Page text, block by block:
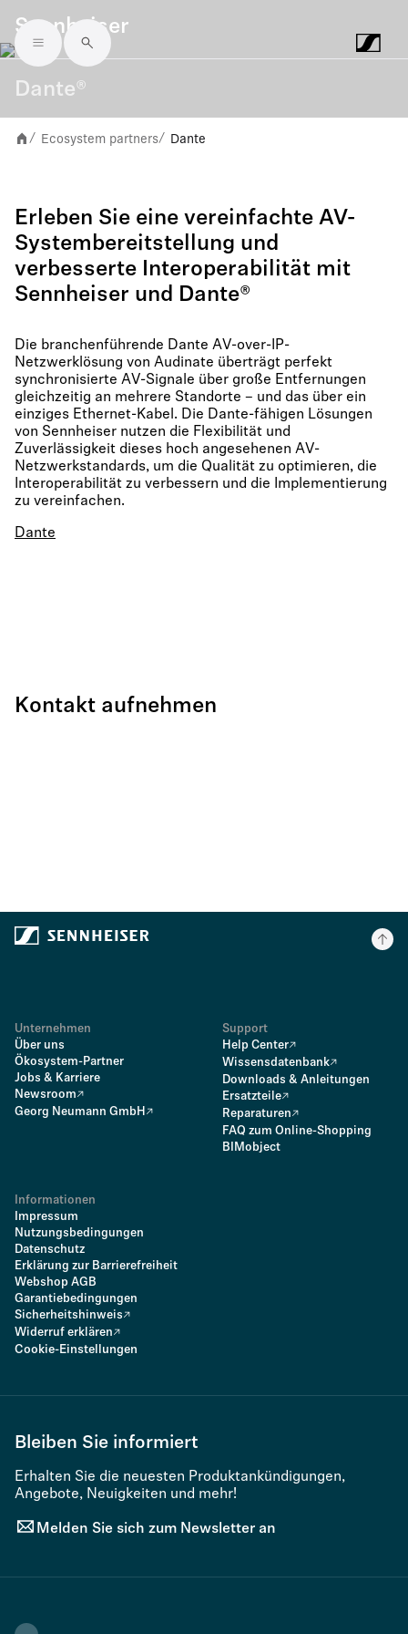
Skip to main content
Sennheiser
Dante®
/ Ecosystem partners/ Dante
Erleben Sie eine vereinfachte AV-
Systembereitstellung und
verbesserte Interoperabilität mit
Sennheiser und Dante®
Die branchenführende Dante AV-over-IP-
Netzwerklösung von Audinate überträgt perfekt
synchronisierte AV-Signale über große Entfernungen
gleichzeitig an mehrere Standorte – und das über ein
einziges Ethernet-Kabel. Die Dante-fähigen Lösungen
von Sennheiser nutzen die Flexibilität und
Zuverlässigkeit dieses hoch angesehenen AV-
Netzwerkstandards, um die Qualität zu optimieren, die
Interoperabilität zu verbessern und die Implementierung
zu vereinfachen.
Dante
Kontakt aufnehmen
Unternehmen
Über uns
Ökosystem-Partner
Jobs & Karriere
Newsroom
Georg Neumann GmbH
Support
Help Center
Wissensdatenbank
Downloads & Anleitungen
Ersatzteile
Reparaturen
FAQ zum Online-Shopping
BIMobject
Informationen
Impressum
Nutzungsbedingungen
Datenschutz
Erklärung zur Barrierefreiheit
Webshop AGB
Garantiebedingungen
Sicherheitshinweis
Widerruf erklären
Cookie-Einstellungen
Bleiben Sie informiert
Erhalten Sie die neuesten Produktankündigungen,
Angebote, Neuigkeiten und mehr!
Melden Sie sich zum Newsletter an